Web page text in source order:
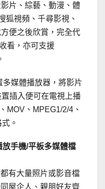
片、綜藝、動漫、體
狐視頻、千尋影視、
便之後欣賞，完全代
看，亦可支援
多媒體播放器，將影片
插入便可在電視上播
MOV、MPEG1/2/4、
。
手機/平板多媒體檔
有大量照片或影音檔
屋企人、親朋好友齊